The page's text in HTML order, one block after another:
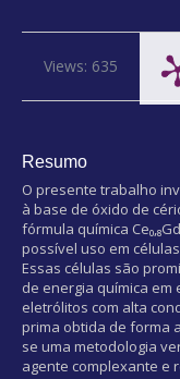
Views: 635
Resumo
O presente trabalho
à base de óxido de
fórmula química
possível uso em
Essas células são
de energia química
eletrólitos com alta
prima obtida de forma
se uma metodologia
agente complexante e